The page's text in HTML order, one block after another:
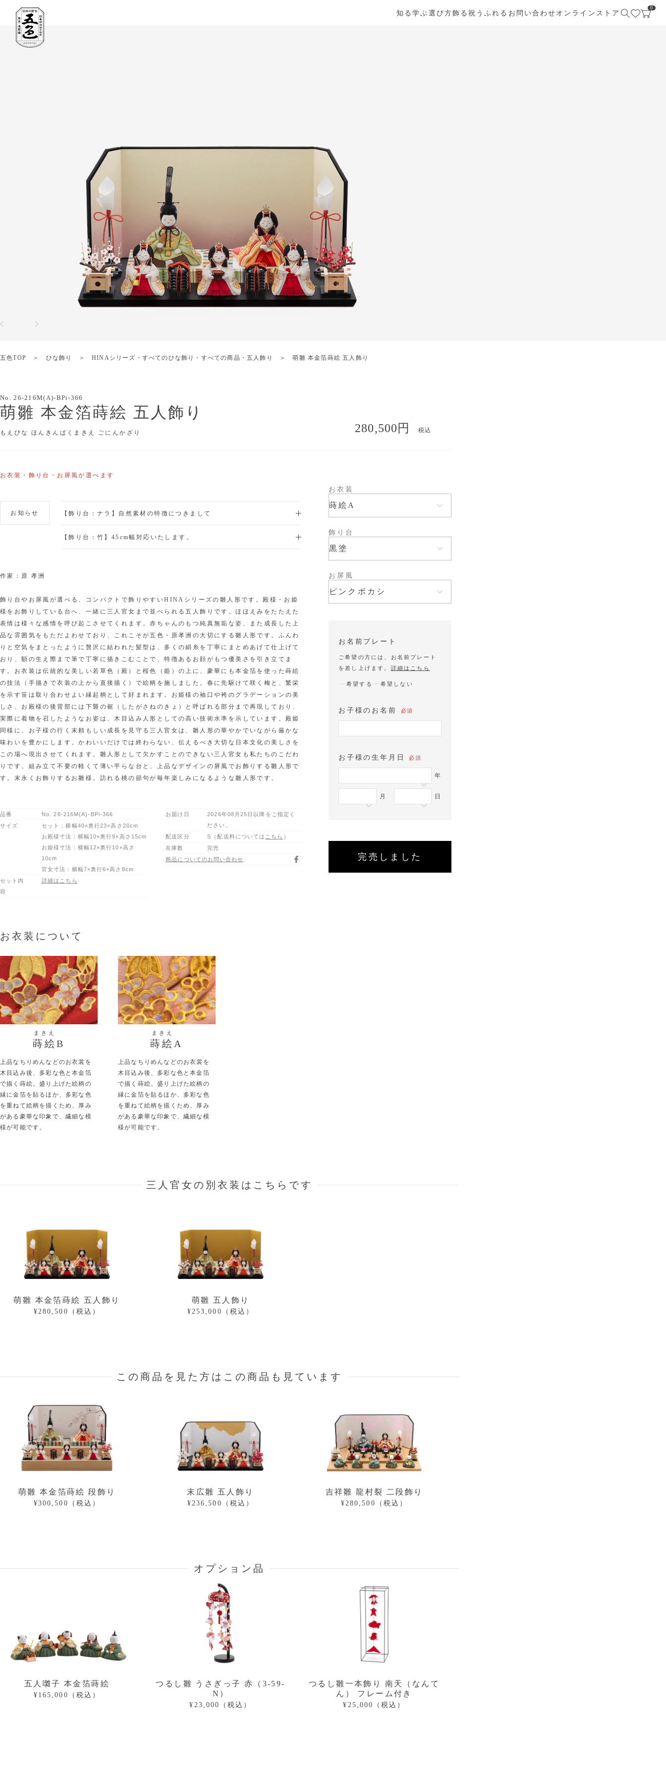
知る学ぶ 選び方飾る祝うふれる お問い合わせ オンラインストア
0
五色TOP ひな飾り HINAシリーズ ・ すべてのひな飾り ・ すべての商品 ・五人飾り 萌雛 本金箔蒔絵 五人飾り
No.26-216M(A)-BPi-366
萌雛 本金箔蒔絵 五人飾り
もえびな ほんきんぱくまきえ ごにんかざり 280,500円 税込
お衣装・飾り台・お屏風が選べます
お衣装
蒔絵A
飾り台
黒塗
お屏風
ピンクボカシ
お名前プレート
ご希望の方には、お名前プレート
を差し上げます。 詳細はこちら
希望する 希望しない
お子様のお名前 必須
お子様の生年月日 必須
年
月 日
完売しました
お知らせ 【飾り台：ナラ】自然素材の特徴につきまして
【飾り台：竹】45cm幅対応いたします。
作家： 原 孝洲
飾り台やお屏風が選べる、コンパクトで飾りやすいHINAシリーズの雛人形です。殿様・お姫
様をお飾りしている台へ、一緒に三人官女まで並べられる五人飾りです。ほほえみをたたえた
表情は様々な感情を呼び起こさせてくれます。赤ちゃんのもつ純真無垢な姿、また成長した上
品な雰囲気をもただよわせており、これこそが五色・原孝洲の大切にする雛人形です。ふんわ
りと空気をまとったように贅沢に結われた髪型は、多くの絹糸を丁寧にまとめあげて仕上げて
おり、額の生え際まで筆で丁寧に描きこむことで、特徴あるお顔がもつ優美さを引き立てま
す。お衣装は伝統的な美しい若草色（殿）と桜色（姫）の上に、豪華にも本金箔を使った蒔絵
の技法（手描きで衣装の上から直接描く）で絵柄を施しました。春に先駆けて咲く梅と、繁栄
を示す笹は取り合わせよい縁起柄として好まれます。お姫様の袖口や袴のグラデーションの美
しさ、お殿様の後背部には下襲の裾（したがさねのきょ）と呼ばれる部分まで再現しており、
実際に着物を召したようなお姿は、木目込み人形としての高い技術水準を示しています。殿姫
同様に、お子様の行く末頼もしい成長を見守る三人官女は、雛人形の華やかでいながら厳かな
味わいを豊かにします。かわいいだけでは終わらない、伝えるべき大切な日本文化の美しさを
この場へ現出させてくれます。雛人形として欠かすことのできない三人官女も私たちのこだわ
りです。 組み立て不要の軽くて薄い平らな台と、上品なデザインの屏風でお飾りする雛人形で
す。末永くお飾りするお雛様。訪れる桃の節句が毎年楽しみになるような雛人形です。
品番 No.26-216M(A)-BPi-366
サイズ
セット：横幅40×奥行23×高さ20cm
お殿様寸法：横幅10×奥行9×高さ15cm
お姫様寸法：横幅12×奥行10×高さ
10cm
官女寸法：横幅7×奥行6×高さ8cm
セット内
容
詳細はこちら
お届け日
2026年08月25日以降をご指定く
ださい。
配送区分
S（配送料については こちら ）
在庫数
完売
商品についてのお問い合わせ
お衣装について
蒔絵B
まきえ
上品なちりめんなどのお衣裳を
木目込み後、多彩な色と本金箔
で描く蒔絵。盛り上げた絵柄の
縁に金箔を貼るほか、多彩な色
を重ねて絵柄を描くため、厚み
がある豪華な印象で、繊細な模
様が可能です。
蒔絵A
まきえ
上品なちりめんなどのお衣裳を
木目込み後、多彩な色と本金箔
で描く蒔絵。盛り上げた絵柄の
縁に金箔を貼るほか、多彩な色
を重ねて絵柄を描くため、厚み
がある豪華な印象で、繊細な模
様が可能です。
三人官女の別衣装はこちらです
萌雛 本金箔蒔絵 五人飾り
¥280,500（税込）
萌雛 五人飾り
¥253,000（税込）
この商品を見た方はこの商品も見ています
萌雛 本金箔蒔絵 段飾り
¥300,500（税込）
末広雛 五人飾り
¥236,500（税込）
吉祥雛 龍村裂 二段飾り
¥280,500（税込）
オプション品
五人囃子 本金箔蒔絵
¥165,000（税込）
つるし雛 うさぎっ子 赤（3-59-
N）
¥23,000（税込）
つるし雛一本飾り 南天（なんて
ん） フレーム付き
¥25,000（税込）